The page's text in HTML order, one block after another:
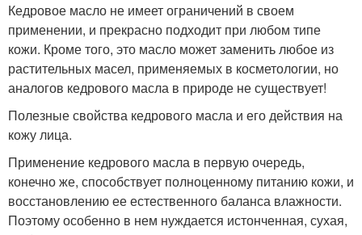
Кедровое масло не имеет ограничений в своем
применении, и прекрасно подходит при любом типе
кожи. Кроме того, это масло может заменить любое из
растительных масел, применяемых в косметологии, но
аналогов кедрового масла в природе не существует!
Полезные свойства кедрового масла и его действия на
кожу лица.
Применение кедрового масла в первую очередь,
конечно же, способствует полноценному питанию кожи, и
восстановлению ее естественного баланса влажности.
Поэтому особенно в нем нуждается истонченная, сухая,